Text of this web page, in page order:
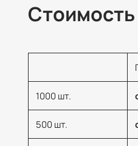
1000 шт.
500 шт.